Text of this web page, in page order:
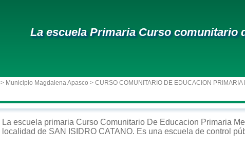
La escuela Primaria Curso comunitario
> Municipio Magdalena Apasco > CURSO COMUNITARIO DE EDUCACION PRIMARIA
La escuela primaria Curso Comunitario De Educacion Primaria
localidad de SAN ISIDRO CATANO. Es una escuela de control